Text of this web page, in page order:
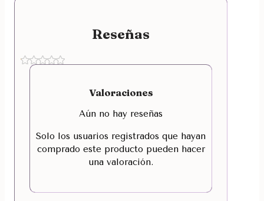
Reseñas
Valoraciones
Aún no hay reseñas
Solo los usuarios registrados que hayan
comprado este producto pueden hacer
una valoración.